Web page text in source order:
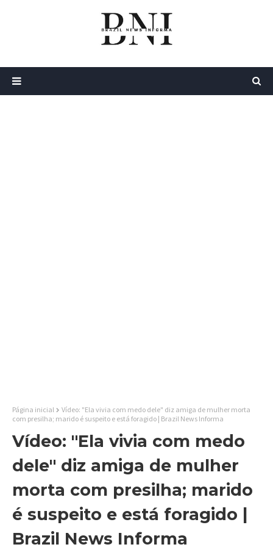
Página inicial
Vídeo: "Ela vivia com medo dele" diz amiga de mulher morta
com presilha; marido é suspeito e está foragido | Brazil News Informa
Vídeo: "Ela vivia com medo
dele" diz amiga de mulher
morta com presilha; marido
é suspeito e está foragido |
Brazil News Informa